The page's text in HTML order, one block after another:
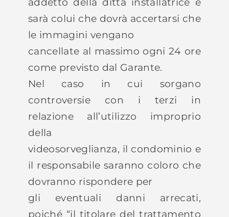
sarà colui che dovrà accertarsi che
le immagini vengano
cancellate al massimo ogni 24 ore
come previsto dal Garante.
Nel caso in cui sorgano
controversie con i terzi in
relazione all’utilizzo improprio
della
videosorveglianza, il condominio e
il responsabile saranno coloro che
dovranno rispondere per
gli eventuali danni arrecati,
poiché “il titolare del trattamento